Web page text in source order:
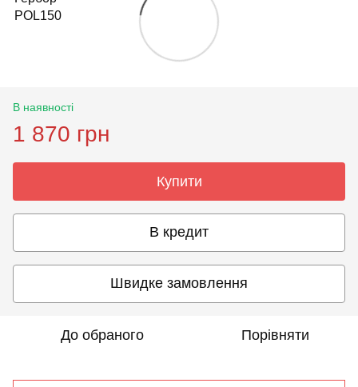
В наявності
1 870 грн
Купити
В кредит
Швидке замовлення
До обраного Порівняти